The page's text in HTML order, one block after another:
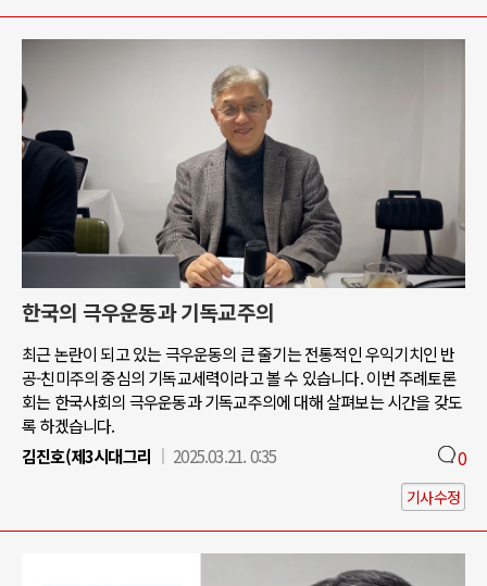
한국의 극우운동과 기독교주의
최근 논란이 되고 있는 극우운동의 큰 줄기는 전통적인 우익기치인 반
공-친미주의 중심의 기독교세력이라고 볼 수 있습니다. 이번 주례토론
회는 한국사회의 극우운동과 기독교주의에 대해 살펴보는 시간을 갖도
록 하겠습니다.
김진호(제3시대그리
2025.03.21. 0:35 0
기사수정